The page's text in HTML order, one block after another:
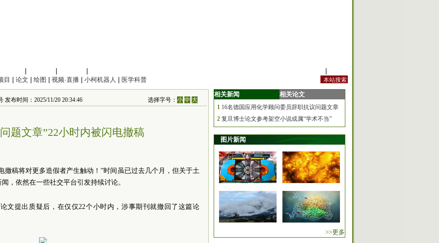
目 论文 绘图 视频·直播 小柯机器人 医学科普
布时间：2025/11/20 20:34:46 选择字号：小 中 大
题文章”22小时内被闪电撤稿
撤稿将对更多造假者产生触动！”时间虽已过去几个月，但关于土
，依然在一些社交平台引发持续讨论。
文提出质疑后，在仅仅22个小时内，涉事期刊就撤回了这篇论
相关新闻 相关论文
1 16名德国应用化学顾问委员辞职抗议问题文章
2 复旦博士论文参考架空小说或属“学术不当”
图片新闻
>>更多